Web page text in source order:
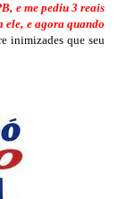
e me pediu 3 reais
ele, e agora quando
inimizades que seu